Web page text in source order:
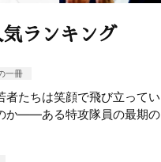
ランキング
一冊
者たちは笑顔で飛び立ってい
か——ある特攻隊員の最期の